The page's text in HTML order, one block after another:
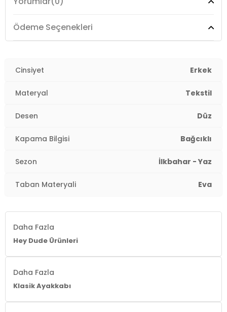
Burun Tipi:Yuvarlak Burun
Topuk Boyu:Belirtilmemiş
Yaş Grubu:
Menşei:Hindistan
Ödeme Seçenekleri
Cinsiyet Erkek
Materyal Tekstil
Desen Düz
Kapama Bilgisi Bağcıklı
Sezon İlkbahar - Yaz
Taban Materyali Eva
Daha Fazla
Hey Dude Ürünleri
Daha Fazla
Klasik Ayakkabı